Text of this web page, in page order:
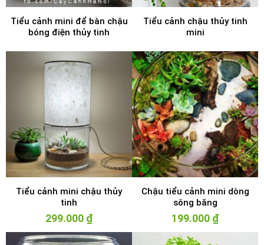
Tiểu cảnh mini để bàn chậu
bóng điện thủy tinh
Tiểu cảnh chậu thủy tinh
mini
Tiểu cảnh mini chậu thủy
tinh
299.000 ₫
Chậu tiểu cảnh mini dòng
sông băng
199.000 ₫